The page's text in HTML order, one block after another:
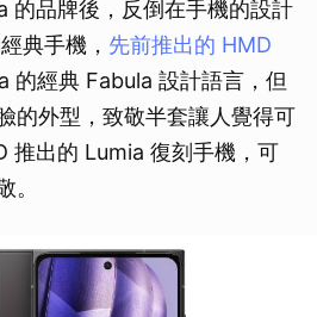
的品牌後，反倒在手機的設計
典手機， 先前推出的 HMD
的經典 Fabula 設計語言，但
的外型，致敬半套讓人覺得可
推出的 Lumia 復刻手機，可
。